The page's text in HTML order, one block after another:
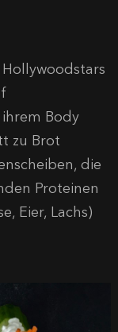
Body
zu Brot
die
Proteinen
Eier, Lachs)